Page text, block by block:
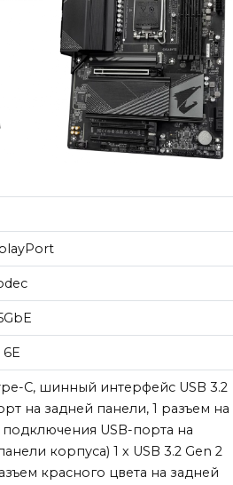
C, шинный интерфейс USB 3.2
на задней панели, 1 разъем на
подключения USB-порта на
корпуса) 1 х USB 3.2 Gen 2
красного цвета на задней